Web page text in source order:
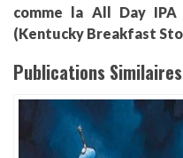
comme la All Day
(Kentucky Breakfast
Publications